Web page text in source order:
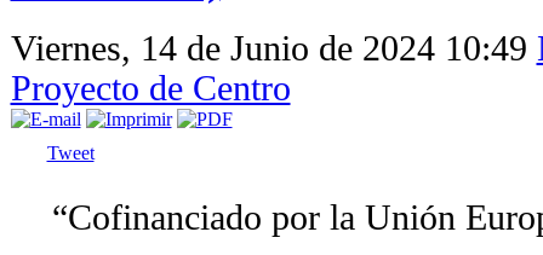
Viernes, 14 de Junio de 2024 10:49
Proyecto de Centro
Tweet
“Cofinanciado por la Unión